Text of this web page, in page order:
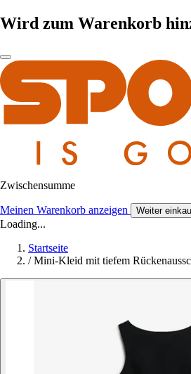
Wird zum Warenkorb
Zwischensumme
Meinen Warenkorb anzeigen Weiter
Loading...
Startseite
/ Mini-Kleid mit tiefem